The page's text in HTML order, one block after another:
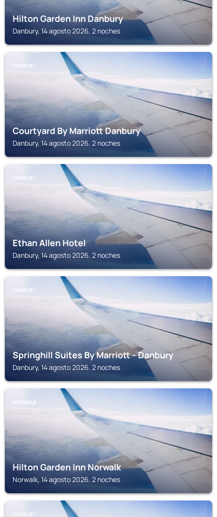
Hilton Garden Inn Danbury
Danbury, 14 agosto 2026, 2 noches
DANBURY
Courtyard By Marriott Danbury
Danbury, 14 agosto 2026, 2 noches
DANBURY
Ethan Allen Hotel
Danbury, 14 agosto 2026, 2 noches
DANBURY
Springhill Suites By Marriott - Danbury
Danbury, 14 agosto 2026, 2 noches
NORWALK
Hilton Garden Inn Norwalk
Norwalk, 14 agosto 2026, 2 noches
DANBURY